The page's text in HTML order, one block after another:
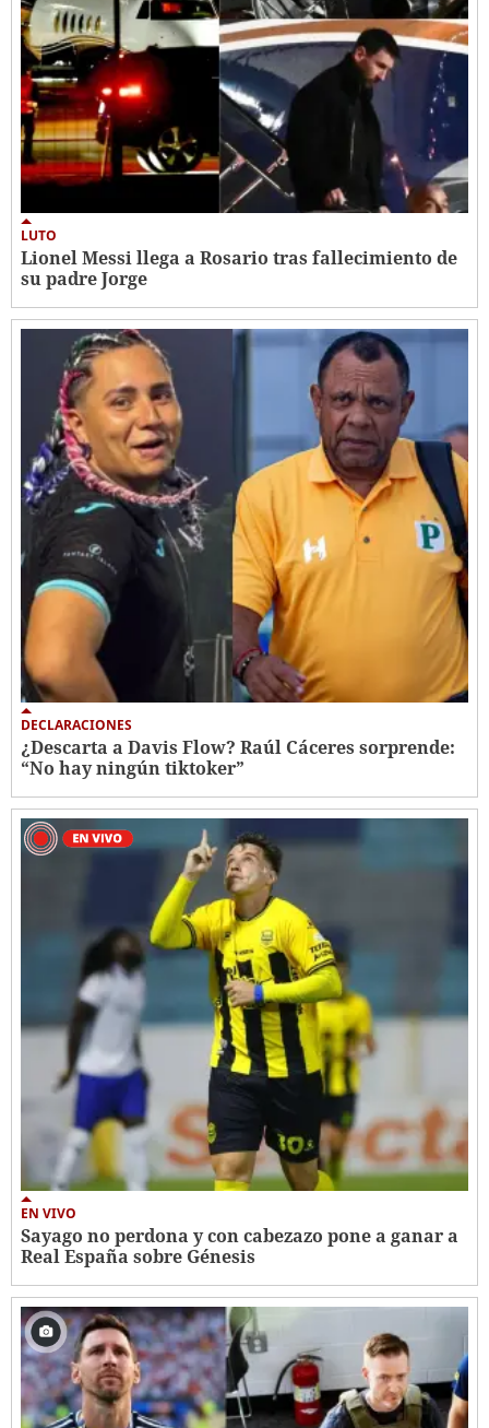
LUTO
Lionel Messi llega a Rosario tras fallecimiento de
su padre Jorge
DECLARACIONES
¿Descarta a Davis Flow? Raúl Cáceres sorprende:
“No hay ningún tiktoker”
EN VIVO
Sayago no perdona y con cabezazo pone a ganar a
Real España sobre Génesis